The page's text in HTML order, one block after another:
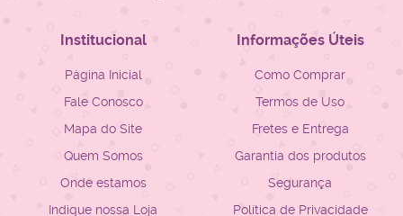
Institucional
Página Inicial
Fale Conosco
Mapa do Site
Quem Somos
Onde estamos
Indique nossa Loja
Informações Úteis
Como Comprar
Termos de Uso
Fretes e Entrega
Garantia dos produtos
Segurança
Política de Privacidade